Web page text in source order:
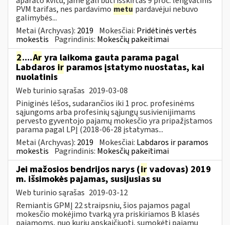
PVM tarifas, nes pardavimo metu pardavėjui nebuvo
galimybės...
Metai (Archyvas): 2019 Mokesčiai: Pridėtinės vertės
mokestis Pagrindinis: Mokesčių pakeitimai
2....Ar yra laikoma gauta parama pagal
Labdaros ir paramos įstatymo nuostatas, kai
nuolatinis
Web turinio sąrašas 2019-03-08
Piniginės lėšos, sudarančios iki 1 proc. profesinėms
sąjungoms arba profesinių sąjungų susivienijimams
pervesto gyventojo pajamų mokesčio yra pripažįstamos
parama pagal LPĮ (2018-06-28 įstatymas...
Metai (Archyvas): 2019 Mokesčiai: Labdaros ir paramos
mokestis Pagrindinis: Mokesčių pakeitimai
Jei mažosios bendrijos narys (ir vadovas) 2019
m. išsimokės pajamas, susijusias su
Web turinio sąrašas 2019-03-12
Remiantis GPMĮ 22 straipsniu, šios pajamos pagal
mokesčio mokėjimo tvarką yra priskiriamos B klasės
pajamoms, nuo kurių apskaičiuoti, sumokėti pajamų